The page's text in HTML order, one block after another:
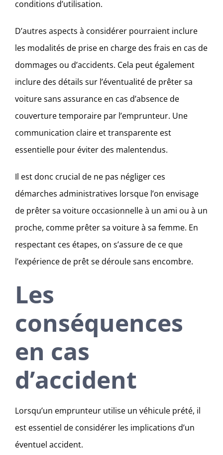
conditions d’utilisation.
D’autres aspects à considérer pourraient inclure
les modalités de prise en charge des frais en cas de
dommages ou d’accidents. Cela peut également
inclure des détails sur l’éventualité de prêter sa
voiture sans assurance en cas d’absence de
couverture temporaire par l’emprunteur. Une
communication claire et transparente est
essentielle pour éviter des malentendus.
Il est donc crucial de ne pas négliger ces
démarches administratives lorsque l’on envisage
de prêter sa voiture occasionnelle à un ami ou à un
proche, comme prêter sa voiture à sa femme. En
respectant ces étapes, on s’assure de ce que
l’expérience de prêt se déroule sans encombre.
Les
conséquences
en cas
d’accident
Lorsqu’un emprunteur utilise un véhicule prété, il
est essentiel de considérer les implications d’un
éventuel accident.